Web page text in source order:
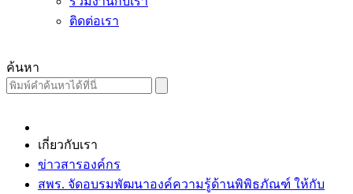
ติดต่อเรา
ค้นหา
เกี่ยวกับเรา
ข่าวสารองค์กร
สพร. จัดอบรมพัฒนาองค์ความรู้ด้านพิพิธภัณฑ์ ให้กับ